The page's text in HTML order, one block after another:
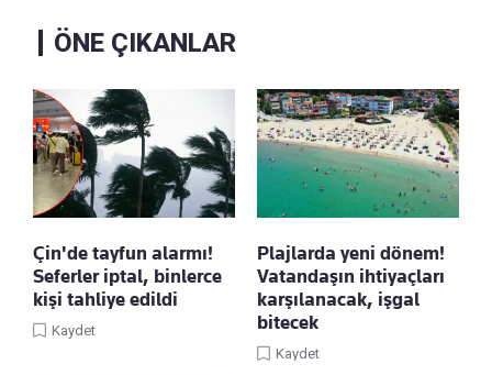
ÖNE ÇIKANLAR
Çin'de tayfun alarmı!
Seferler iptal, binlerce
kişi tahliye edildi
Kaydet
Plajlarda yeni dönem!
Vatandaşın ihtiyaçları
karşılanacak, işgal
bitecek
Kaydet